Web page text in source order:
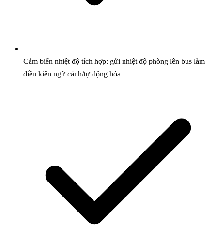
Cảm biến nhiệt độ tích hợp: gửi nhiệt độ phòng lên bus làm
điều kiện ngữ cảnh/tự động hóa